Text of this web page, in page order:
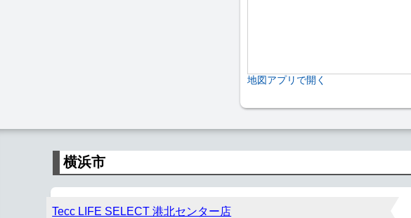
地図アプリで開く
横浜市
Tecc LIFE SELECT 港北センター店